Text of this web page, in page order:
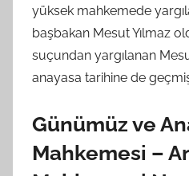
yüksek mahkemede
başbakan Mesut Yılmaz
suçundan yargılanan
anayasa tarihine de
Günümüz ve
Mahkemesi –